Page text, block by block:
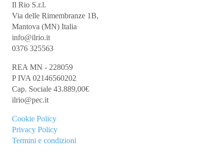
Il Rio S.r.l.
Via delle Rimembranze 1B,
Mantova (MN) Italia
info@ilrio.it
0376 325563
REA MN - 228059
P IVA 02146560202
Cap. Sociale 43.889,00€
ilrio@pec.it
Cookie Policy
Privacy Policy
Termini e condizioni